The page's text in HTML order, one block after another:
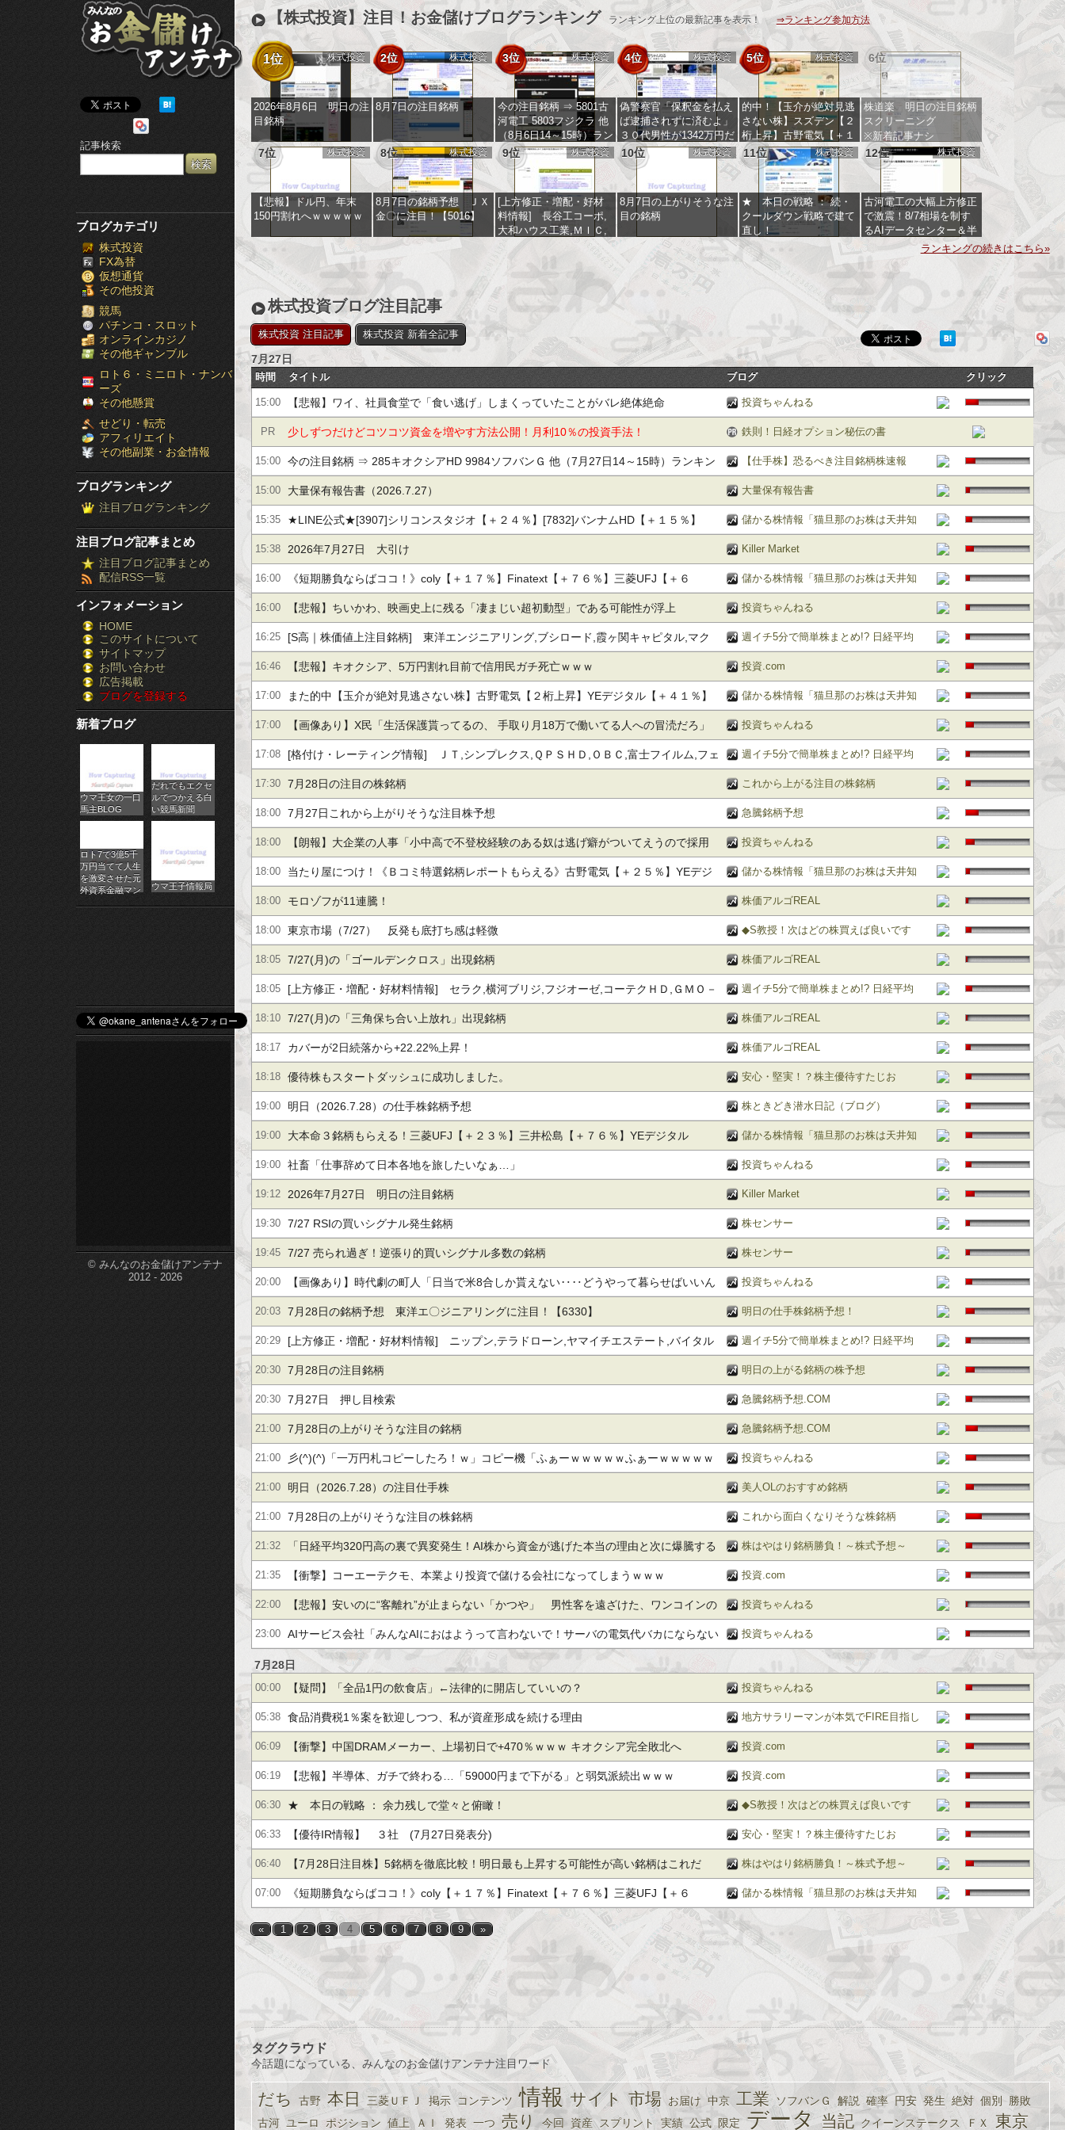
み
ん
な
の
お
金
儲
け
ア
テ
ナ
［ブ
ロ
グ
ラ
ン
キ
ン
グ］-
株
FX
競
馬
パ
チ
ス
ロ
オ
ン
ラ
イ
ン
カ
ジ
ノ
etc-
記事検索
ブログカテゴリ
株式投資
FX為替
仮想通貨
その他投資
競馬
パチンコ・スロット
オンラインカジノ
その他ギャンブル
ロト６・ミニロト・ナンバ
ーズ
その他懸賞
せどり・転売
アフィリエイト
その他副業・お金情報
ブログランキング
注目ブログランキング
注目ブログ記事まとめ
注目ブログ記事まとめ
配信RSS一覧
インフォメーション
HOME
このサイトについて
サイトマップ
お問い合わせ
広告掲載
ブログを登録する
新着ブログ
ウマ王女の一口
馬主BLOG
だれでもエクセ
ルでつかえる白
い競馬新聞
ロト7で3億5千
万円当てて人生
を激変させた元
外資系金融マン
ウマ王子情報局
© みんなのお金儲けアンテナ
2012 - 2026
【株式投資】注目！お金儲けブログランキング ランキング上位の最新記事を表示！ ⇒ランキング参加方法
1位 株式投資
2026年8月6日 明日の注
目銘柄
2位 株式投資
8月7日の注目銘柄
3位 株式投資
今の注目銘柄 ⇒ 5801古
河電工 5803フジクラ 他
（8月6日14～15時）ラン
キング
4位 株式投資
偽警察官「保釈金を払え
ば逮捕されずに済むよ」
３０代男性が1342万円だ
まし取られる
5位 株式投資
的中！【玉介が絶対見逃
さない株】スズデン【２
桁上昇】古野電気【＋１
２％】ＧＯ【＋４４％】
6位
株道楽 明日の注目銘柄
スクリーニング
※新着記事ナシ
7位 株式投資
【悲報】ドル円、年末
150円割れへｗｗｗｗｗ
8位 株式投資
8月7日の銘柄予想 ＪＸ
金〇に注目！【5016】
9位 株式投資
[上方修正・増配・好材
料情報] 長谷工コーポ,
大和ハウス工業,ＭＩＣ,
サンコーテクノ,中越パ
ルプ工業,レゾナック,ダ
テーニ,ＪＸ金属,コスモ
ウ,三菱マテリアル,しず
おかフィナンシャルグル
ープ,楽天銀行,ニッパツ,
栗田工業,ダイフク,日本
湖北工業,能美防災,レー
ザーテック,浜松ホトニ
クス,第一興商,島津製作
所,ニコン,フルヤ金属,
10位 株式投資
8月7日の上がりそうな注
目の銘柄
11位 株式投資
★ 本日の戦略 ： 続・
クールダウン戦略で建て
直し！
12位 株式投資
古河電工の大幅上方修正
で激震！8/7相場を制す
るAIデータセンター＆半
導体本命株
ランキングの続きはこちら»
株式投資ブログ注目記事
株式投資 注目記事 株式投資 新着全記事
7月27日
時間 タイトル ブログ クリック
15:00 【悲報】ワイ、社員食堂で「食い逃げ」しまくっていたことがバレ絶体絶命 投資ちゃんねる
PR 少しずつだけどコツコツ資金を増やす方法公開！月利10％の投資手法！ 鉄則！日経オプション秘伝の書
15:00 今の注目銘柄 ⇒ 285キオクシアHD 9984ソフバンＧ 他（7月27日14～15時）ランキン
グ
【仕手株】恐るべき注目銘柄株速報
15:00 大量保有報告書（2026.7.27） 大量保有報告書
15:35 ★LINE公式★[3907]シリコンスタジオ【＋２４％】[7832]バンナムHD【＋１５％】 儲かる株情報「猫旦那のお株は天井知
らず」
15:38 2026年7月27日 大引け Killer Market
16:00 《短期勝負ならばココ！》coly【＋１７％】Finatext【＋７６％】三菱UFJ【＋６
３％】他
儲かる株情報「猫旦那のお株は天井知
らず」
16:00 【悲報】ちいかわ、映画史上に残る「凄まじい超初動型」である可能性が浮上 投資ちゃんねる
16:25 [S高｜株価値上注目銘柄] 東洋エンジニアリング,ブシロード,霞ヶ関キャピタル,マク
ニカＨＤ,サイボウズ,ＴＩＳＩ,ＧＭＯ－ＰＧ,四国電力,内田洋行,アミューズ,ほくほく
ＦＧ,ニチアス,藤田観光,三洋貿易,Ｄｅｆコン,サクシード,ジェイフロンティア
週イチ5分で簡単株まとめ!? 日経平均
(先物)＆NYダウ 3ヶ月先行短期長期予
想チャート
16:46 【悲報】キオクシア、5万円割れ目前で信用民ガチ死亡ｗｗｗ 投資.com
17:00 また的中【玉介が絶対見逃さない株】古野電気【２桁上昇】YEデジタル【＋４１％】
ＪＳＨ【＋４１％】
儲かる株情報「猫旦那のお株は天井知
らず」
17:00 【画像あり】X民「生活保護貰ってるの、 手取り月18万で働いてる人への冒涜だろ」 投資ちゃんねる
17:08 [格付け・レーティング情報] ＪＴ,シンプレクス,ＱＰＳＨＤ,ＯＢＣ,富士フイルム,フェ
ローテク,バンナムＨＤ,住友商,サンリオ,セブン銀,みずほＦＧ,四国電
週イチ5分で簡単株まとめ!? 日経平均
(先物)＆NYダウ 3ヶ月先行短期長期予
想チャート
17:30 7月28日の注目の株銘柄 これから上がる注目の株銘柄
18:00 7月27日これから上がりそうな注目株予想 急騰銘柄予想
18:00 【朗報】大企業の人事「小中高で不登校経験のある奴は逃げ癖がついてえうので採用
しません」
投資ちゃんねる
18:00 当たり屋につけ！《Ｂコミ特選銘柄レポートもらえる》古野電気【＋２５％】YEデジ
タル【＋８５％】他
儲かる株情報「猫旦那のお株は天井知
らず」
18:00 モロゾフが11連騰！ 株価アルゴREAL
18:00 東京市場（7/27） 反発も底打ち感は軽微 ◆S教授！次はどの株買えば良いです
か！？◆
18:05 7/27(月)の「ゴールデンクロス」出現銘柄 株価アルゴREAL
18:05 [上方修正・増配・好材料情報] セラク,横河ブリジ,フジオーゼ,コーテクＨＤ,ＧＭＯ－
ＦＨ,イマジニア,ＳＢＩＧＡＭ,キヤノン,コニシ,エプコ,円谷フィＨＤ,シンプレクス,横
河ブＨＤ,小松ウオール,神奈交,マクニカＨＤ,ダイトーケミ,ナガワ
週イチ5分で簡単株まとめ!? 日経平均
(先物)＆NYダウ 3ヶ月先行短期長期予
想チャート
18:10 7/27(月)の「三角保ち合い上放れ」出現銘柄 株価アルゴREAL
18:17 カバーが2日続落から+22.22%上昇！ 株価アルゴREAL
18:18 優待株もスタートダッシュに成功しました。 安心・堅実！？株主優待すたじお
19:00 明日（2026.7.28）の仕手株銘柄予想 株ときどき潜水日記（ブログ）
19:00 大本命３銘柄もらえる！三菱UFJ【＋２３％】三井松島【＋７６％】YEデジタル
【２．２倍】他
儲かる株情報「猫旦那のお株は天井知
らず」
19:00 社畜「仕事辞めて日本各地を旅したいなぁ…」 投資ちゃんねる
19:12 2026年7月27日 明日の注目銘柄 Killer Market
19:30 7/27 RSIの買いシグナル発生銘柄 株センサー
19:45 7/27 売られ過ぎ！逆張り的買いシグナル多数の銘柄 株センサー
20:00 【画像あり】時代劇の町人「日当で米8合しか貰えない‥‥どうやって暮らせばいいん
だよ‥‥」
投資ちゃんねる
20:03 7月28日の銘柄予想 東洋エ〇ジニアリングに注目！【6330】 明日の仕手株銘柄予想！
20:29 [上方修正・増配・好材料情報] ニップン,テラドローン,ヤマイチエステート,バイタル
ケーエスケー,アゼアス,ジグザグ,ソフトウェア・サービス,ＴＨＥＷＨＹＨＯＷＤＯ,ネ
クストジェン,シンプレクス,Ｐｈｏｔｏｓｙｎｔｈ,インフキュリオン,ラクオリア創薬,
ステラファーマ,コニシ,リプロセル,日本通信
週イチ5分で簡単株まとめ!? 日経平均
(先物)＆NYダウ 3ヶ月先行短期長期予
想チャート
20:30 7月28日の注目銘柄 明日の上がる銘柄の株予想
20:30 7月27日 押し目検索 急騰銘柄予想.COM
21:00 7月28日の上がりそうな注目の銘柄 急騰銘柄予想.COM
21:00 彡(^)(^)「一万円札コピーしたろ！ｗ」コピー機「ふぁーｗｗｗｗｗふぁーｗｗｗｗｗ
ふぁーｗｗｗｗｗ」
投資ちゃんねる
21:00 明日（2026.7.28）の注目仕手株 美人OLのおすすめ銘柄
21:00 7月28日の上がりそうな注目の株銘柄 これから面白くなりそうな株銘柄
21:32 「日経平均320円高の裏で異変発生！AI株から資金が逃げた本当の理由と次に爆騰する
セクター」
株はやはり銘柄勝負！～株式予想～
21:35 【衝撃】コーエーテクモ、本業より投資で儲ける会社になってしまうｗｗｗ 投資.com
22:00 【悲報】安いのに“客離れ”が止まらない「かつや」 男性客を遠ざけた、ワンコインの
壁とは？
投資ちゃんねる
23:00 AIサービス会社「みんなAIにおはようって言わないで！サーバの電気代バカにならない
の！」
投資ちゃんねる
7月28日
00:00 【疑問】「全品1円の飲食店」←法律的に開店していいの？ 投資ちゃんねる
05:38 食品消費税1％案を歓迎しつつ、私が資産形成を続ける理由 地方サラリーマンが本気でFIRE目指し
てみた
06:09 【衝撃】中国DRAMメーカー、上場初日で+470％ｗｗｗ キオクシア完全敗北へ 投資.com
06:19 【悲報】半導体、ガチで終わる…「59000円まで下がる」と弱気派続出ｗｗｗ 投資.com
06:30 ★ 本日の戦略 ： 余力残しで堂々と俯瞰！ ◆S教授！次はどの株買えば良いです
か！？◆
06:33 【優待IR情報】 ３社 (7月27日発表分) 安心・堅実！？株主優待すたじお
06:40 【7月28日注目株】5銘柄を徹底比較！明日最も上昇する可能性が高い銘柄はこれだ
【三菱UFJ・日立・キオクシア】
株はやはり銘柄勝負！～株式予想～
07:00 《短期勝負ならばココ！》coly【＋１７％】Finatext【＋７６％】三菱UFJ【＋６
３％】他
儲かる株情報「猫旦那のお株は天井知
らず」
« 1 2 3 4 5 6 7 8 9 »
タグクラウド
今話題になっている、みんなのお金儲けアンテナ注目ワード
だち 古野 本日 三菱ＵＦＪ 掲示 コンテンツ 情報 サイト 市場 お届け 中京 工業 ソフバンＧ 解説 確率 円安 発生 絶対 個別
勝敗
古河 ユーロ ポジション 値上 ＡＩ 発表 一つ 売り 今回 資産 スプリント 実績 公式 限定 データ 当記 クイーンステークス ＦＸ 東京